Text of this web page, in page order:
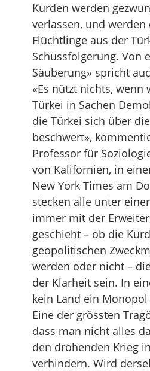
Kurden werden
verlassen, und
Flüchtlinge aus der
Schussfolgerung. Von
Säuberung» spricht
«Es nützt nichts, wenn
Türkei in Sachen
die Türkei sich über
beschwert»,
Professor für
von Kalifornien, in
New York Times am
stecken alle unter
immer mit der
geschieht – ob die
geopolitischen
werden oder nicht –
der Klarheit sein. In
kein Land ein Monopol
Eine der grössten
dass man nicht alles
den drohenden Krieg
verhindern. Wird